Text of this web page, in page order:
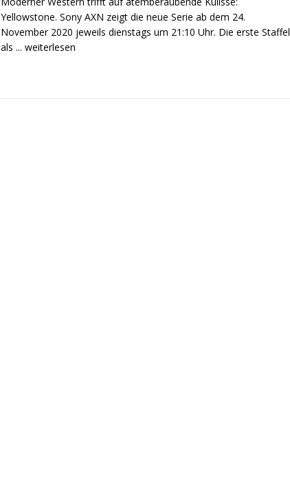
Yellowstone. Sony AXN zeigt die neue Serie ab dem 24.
November 2020 jeweils dienstags um 21:10 Uhr. Die erste Staffel
als ... weiterlesen